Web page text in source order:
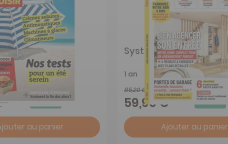
-42%
au panier
Système D
1 an
85,20 €
59,90 € -30%
Ajouter au panier